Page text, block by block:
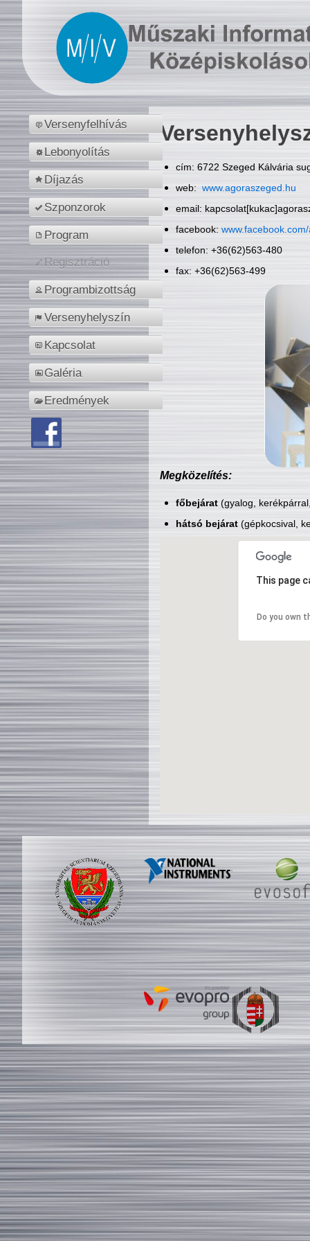
Versenyfelhívás
Lebonyolítás
Díjazás
Szponzorok
Program
Regisztráció
Programbizottság
Versenyhelyszín
Kapcsolat
Galéria
Eredmények
cím: 6722 Szeged Kálvária
web: www.agoraszeged.hu
email:
facebook:
telefon: +36(62)563-480
fax: +36(62)563-499
Megközelítés:
főbejárat(gyalog,
hátsó bejárat(gépkocsival,
This page
Do you own